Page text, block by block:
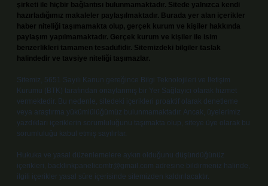
şirketi ile hiçbir bağlantısı bulunmamaktadır. Sitede yalnızca kendi
hazırladığımız makaleler paylaşılmaktadır. Burada yer alan içerikler
haber niteliği taşımamakta olup, gerçek kurum ve kişiler hakkında
paylaşım yapılmamaktadır. Gerçek kurum ve kişiler ile isim
benzerlikleri tamamen tesadüfidir. Sitemizdeki bilgiler taslak
halindedir ve tavsiye niteliği taşımazlar.
Sitemiz, 5651 Sayılı Kanun gereğince Bilgi Teknolojileri ve İletişim
Kurumu (BTK) tarafından onaylanmış bir Yer Sağlayıcı olarak hizmet
vermektedir. Bu nedenle, sitedeki içerikleri proaktif olarak denetleme
veya araştırma yükümlülüğümüz bulunmamaktadır. Ancak, üyelerimiz
yazdıkları içeriklerin sorumluluğunu taşımakta olup, siteye üye olarak bu
sorumluluğu kabul etmiş sayılırlar.
Hukuka ve yasal düzenlemelere aykırı olduğunu düşündüğünüz
içerikleri, backlinkpanelicomtr@gmail.com adresine bildirmeniz halinde,
ilgili içerikler yasal süre içerisinde sitemizden kaldırılacaktır.